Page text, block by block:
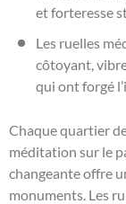
et forteresse
Les ruelles
côtoyant,
qui ont forgé
Chaque quartier
méditation sur le
changeante offre
monuments. Les